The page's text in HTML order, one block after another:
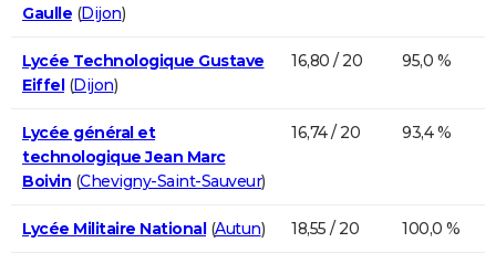
Gaulle (Dijon)
Lycée Technologique Gustave
Eiffel(Dijon)
16,80 / 20 95,0 %
Lycée général et
technologique Jean Marc
Boivin (Chevigny-Saint-Sauveur)
16,74 / 20 93,4 %
Lycée Militaire National(Autun) 18,55 / 20 100,0 %